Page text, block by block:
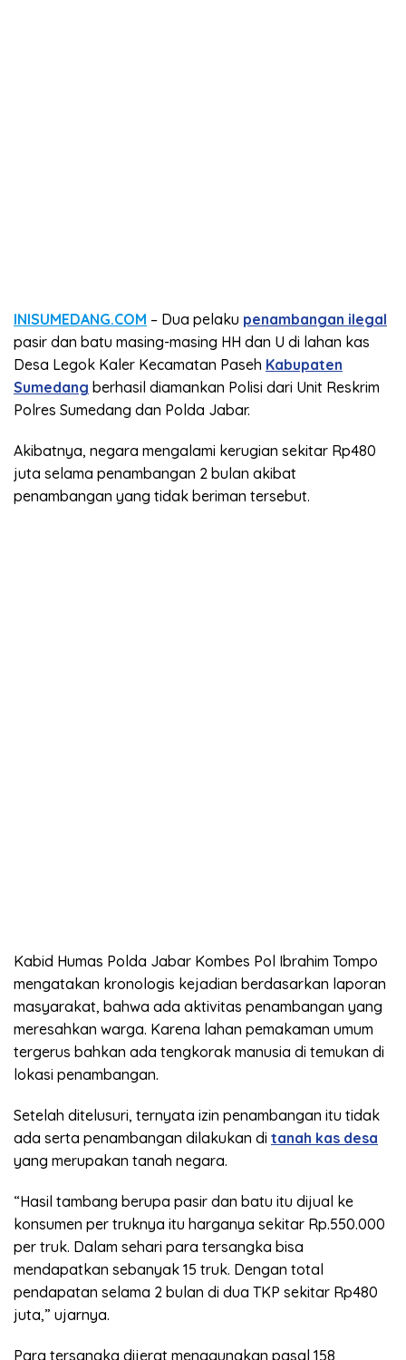
INISUMEDANG.COM – Dua pelaku penambangan ilegal
pasir dan batu masing-masing HH dan U di lahan kas
Desa Legok Kaler Kecamatan Paseh Kabupaten
Sumedang berhasil diamankan Polisi dari Unit Reskrim
Polres Sumedang dan Polda Jabar.
Akibatnya, negara mengalami kerugian sekitar Rp480
juta selama penambangan 2 bulan akibat
penambangan yang tidak beriman tersebut.
Kabid Humas Polda Jabar Kombes Pol Ibrahim Tompo
mengatakan kronologis kejadian berdasarkan laporan
masyarakat, bahwa ada aktivitas penambangan yang
meresahkan warga. Karena lahan pemakaman umum
tergerus bahkan ada tengkorak manusia di temukan di
lokasi penambangan.
Setelah ditelusuri, ternyata izin penambangan itu tidak
ada serta penambangan dilakukan di tanah kas desa
yang merupakan tanah negara.
“Hasil tambang berupa pasir dan batu itu dijual ke
konsumen per truknya itu harganya sekitar Rp.550.000
per truk. Dalam sehari para tersangka bisa
mendapatkan sebanyak 15 truk. Dengan total
pendapatan selama 2 bulan di dua TKP sekitar Rp480
juta,” ujarnya.
Para tersangka dijerat menggunakan pasal 158